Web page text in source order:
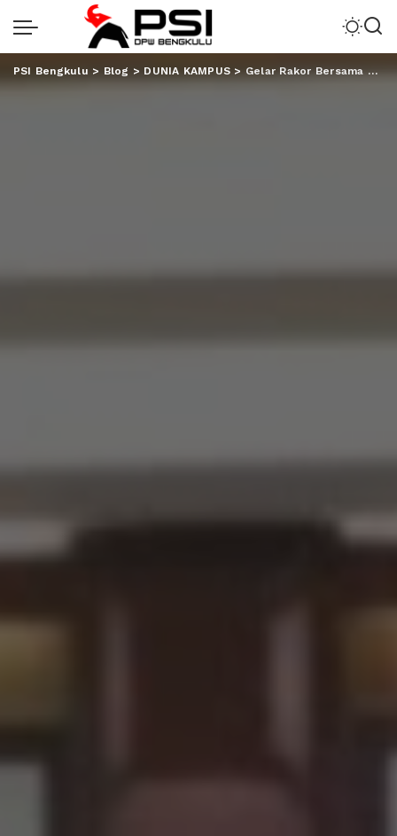
PSI Bengkulu > Blog > DUNIA KAMPUS > Gelar Rakor Bersama Dewas BLU, Unila Bahas Kerja Sama dengan PTS